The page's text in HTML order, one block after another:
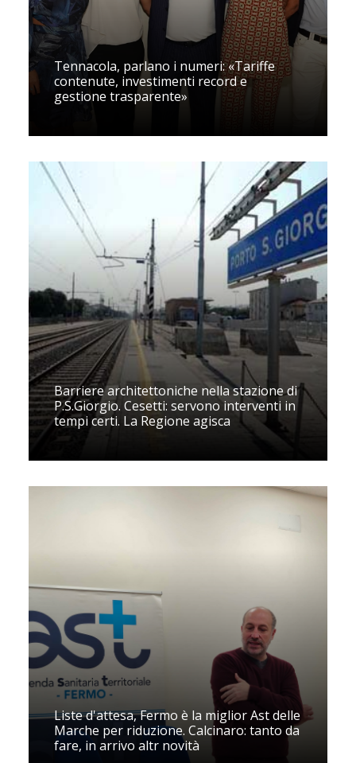
Tennacola, parlano i numeri: «Tariffe
contenute, investimenti record e
gestione trasparente»
Barriere architettoniche nella stazione di
P.S.Giorgio. Cesetti: servono interventi in
tempi certi. La Regione agisca
Liste d'attesa, Fermo è la miglior Ast delle
Marche per riduzione. Calcinaro: tanto da
fare, in arrivo altr novità